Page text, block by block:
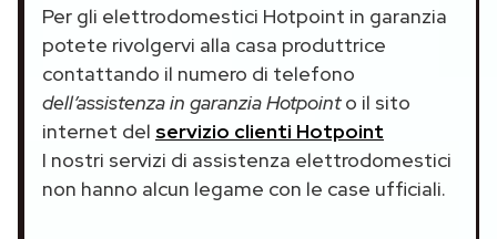
Per gli elettrodomestici Hotpoint in garanzia
potete rivolgervi alla casa produttrice
contattando il numero di telefono
dell’assistenza in garanzia Hotpointo il sito
internet del servizio clienti Hotpoint
I nostri servizi di assistenza elettrodomestici
non hanno alcun legame con le case ufficiali.